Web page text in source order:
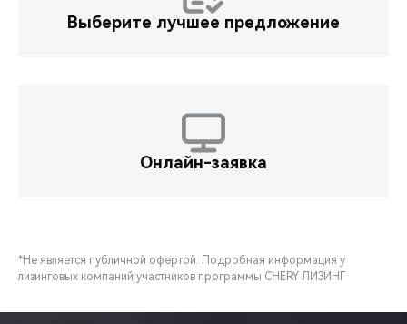
Выберите лучшее предложение
Онлайн-заявка
*Не является публичной офертой. Подробная информация у
лизинговых компаний участников программы CHERY ЛИЗИНГ